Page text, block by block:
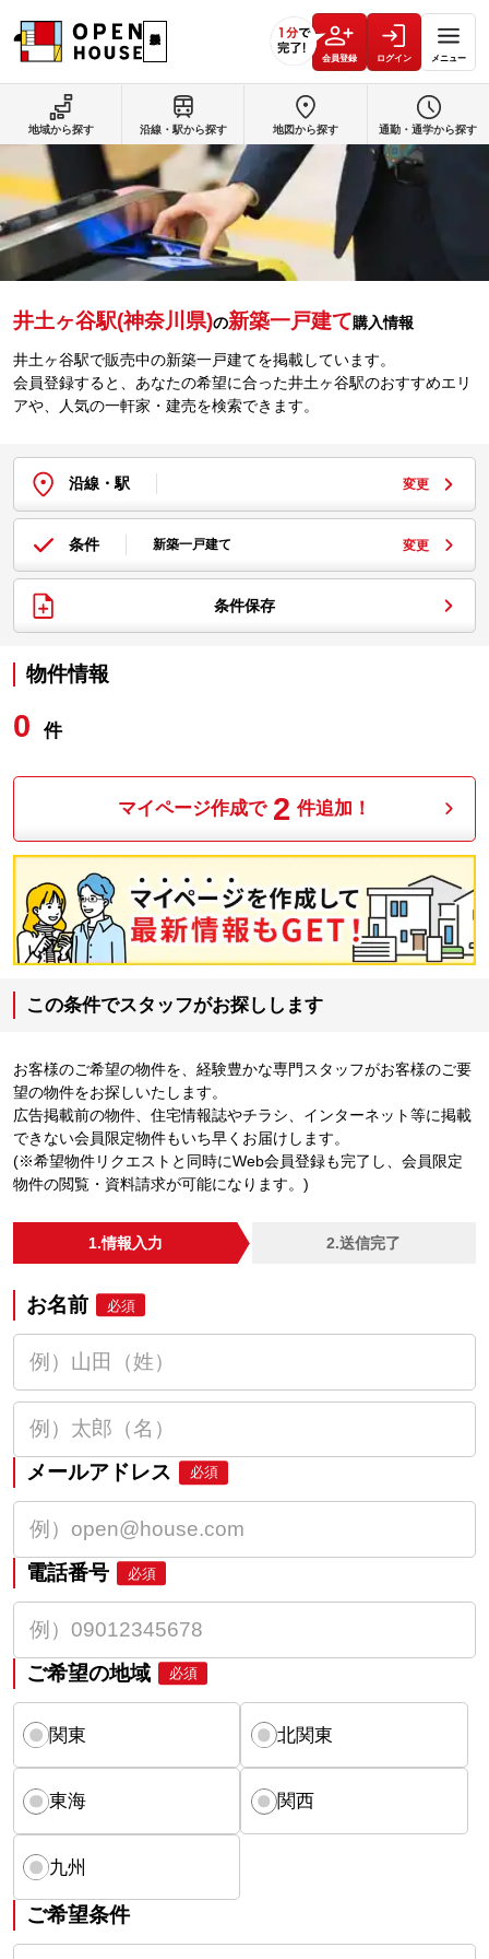
会員登録 ログイン メニュー
井土ヶ谷駅(神奈川県)の新築一戸建て購入情報
井土ヶ谷駅で販売中の新築一戸建てを掲載しています。
会員登録すると、あなたの希望に合った井土ヶ谷駅のおすすめエリ
アや、人気の一軒家・建売を検索できます。
沿線・駅 変更
条件 新築一戸建て 変更
条件保存
物件情報
0 件
マイページ作成で 2 件追加！
この条件でスタッフがお探しします
お客様のご希望の物件を、経験豊かな専門スタッフがお客様のご要
望の物件をお探しいたします。
広告掲載前の物件、住宅情報誌やチラシ、インターネット等に掲載
できない会員限定物件もいち早くお届けします。
(※希望物件リクエストと同時にWeb会員登録も完了し、会員限定
物件の閲覧・資料請求が可能になります。)
1.情報入力 2.送信完了
お名前 必須
メールアドレス 必須
電話番号 必須
ご希望の地域 必須
関東 北関東
東海 関西
九州
ご希望条件
地域から探す 沿線・駅から探す 地図から探す 通勤・通学から探す